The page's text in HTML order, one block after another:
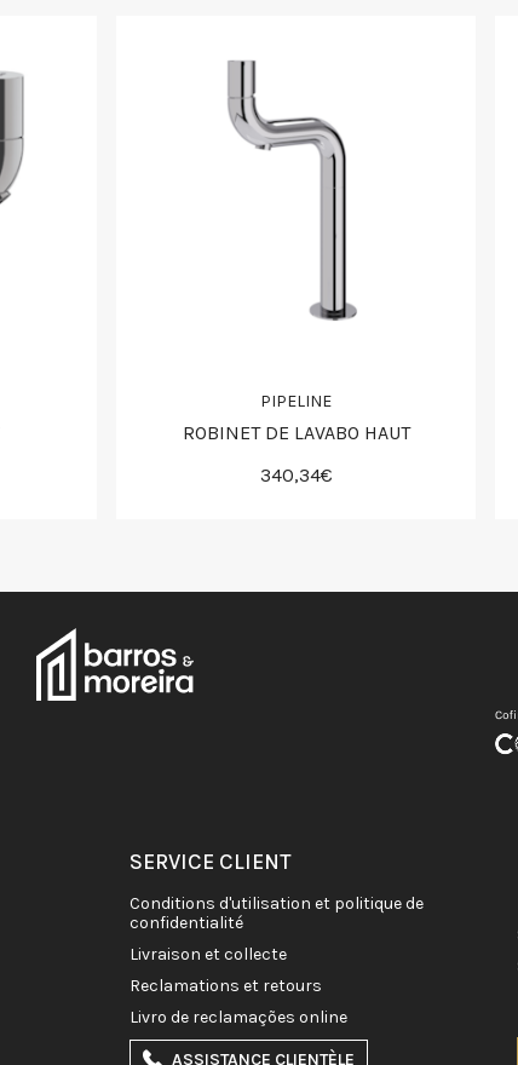
PIPELINE
ROBINET DE LAVABO HAUT
340,34€
SERVICE CLIENT
conditions d'utilisation et politique de
confidentialité
livraison et collecte
reclamations et retours
livro de reclamações online
ASSISTANCE CLIENTÈLE